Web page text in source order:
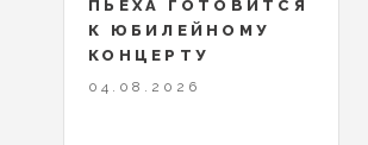
ПЬЕХА ГОТОВИТСЯ
К ЮБИЛЕЙНОМУ
КОНЦЕРТУ
04.08.2026